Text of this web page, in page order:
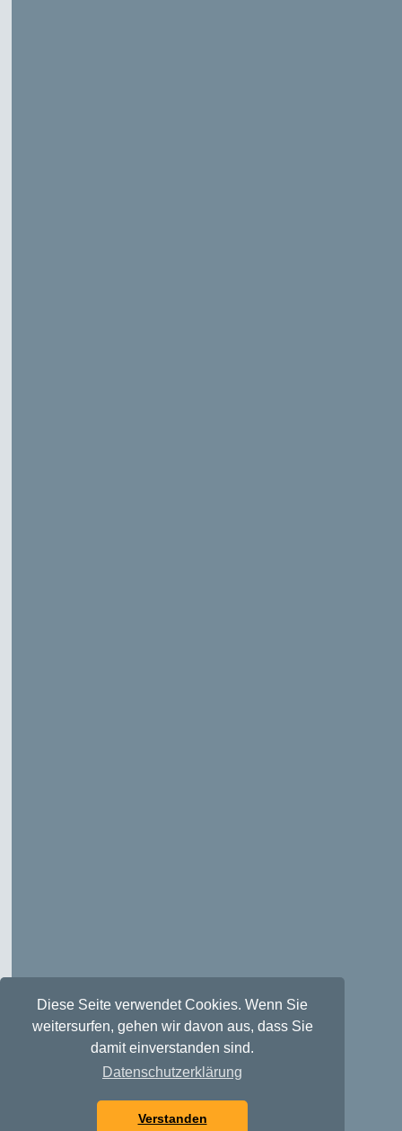
Diese Seite verwendet Cookies. Wenn Sie
weitersurfen, gehen wir davon aus, dass Sie
damit einverstanden sind.
Datenschutzerklärung
Verstanden